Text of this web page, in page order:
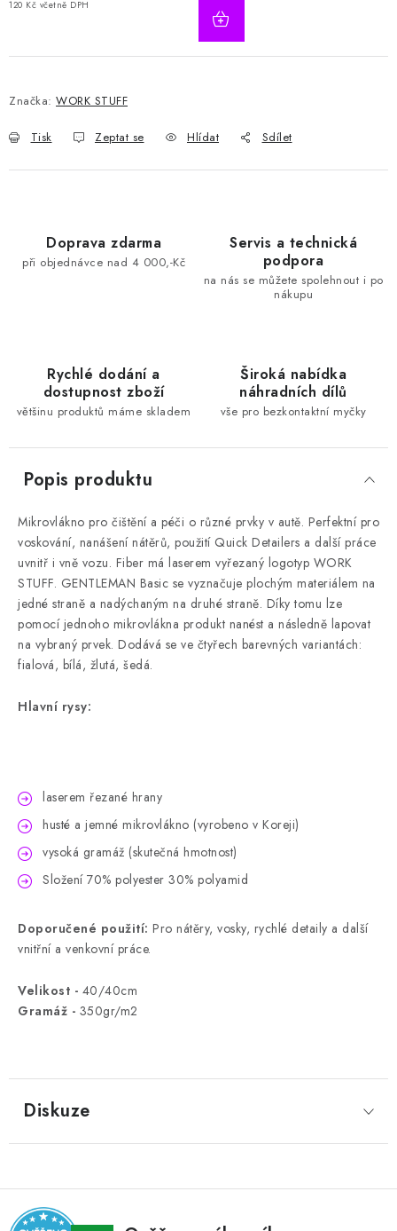
120 Kč včetně DPH
Značka: WORK STUFF
Tisk Zeptat se Hlídat Sdílet
Doprava zdarma
při objednávce nad 4 000,-Kč
Servis a technická
podpora
na nás se můžete spolehnout i po
nákupu
Rychlé dodání a
dostupnost zboží
většinu produktů máme skladem
Široká nabídka
náhradních dílů
vše pro bezkontaktní myčky
Popis produktu
Mikrovlákno pro čištění a péči o různé prvky v autě. Perfektní pro
voskování, nanášení nátěrů, použití Quick Detailers a další práce
uvnitř i vně vozu. Fiber má laserem vyřezaný logotyp WORK
STUFF. GENTLEMAN Basic se vyznačuje plochým materiálem na
jedné straně a nadýchaným na druhé straně. Díky tomu lze
pomocí jednoho mikrovlákna produkt nanést a následně lapovat
na vybraný prvek. Dodává se ve čtyřech barevných variantách:
fialová, bílá, žlutá, šedá.
Hlavní rysy:
laserem řezané hrany
husté a jemné mikrovlákno (vyrobeno v Koreji)
vysoká gramáž (skutečná hmotnost)
Složení 70% polyester 30% polyamid
Doporučené použití: Pro nátěry, vosky, rychlé detaily a další
vnitřní a venkovní práce.
Velikost - 40/40cm
Gramáž - 350gr/m2
Diskuze